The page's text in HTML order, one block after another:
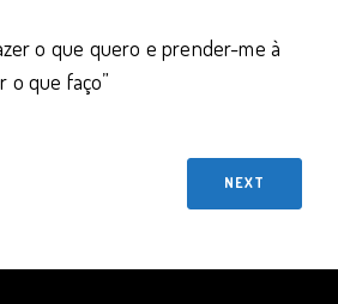
o que quero e prender-me à
o que faço”
NEXT